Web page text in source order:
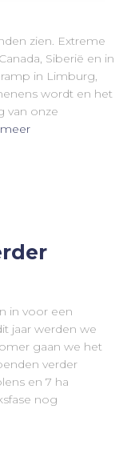
zien. Extreme
Siberië en in
in Limburg,
wordt en het
van onze
in voor een
jaar werden we
gaan we het
verder
en 7 ha
nog